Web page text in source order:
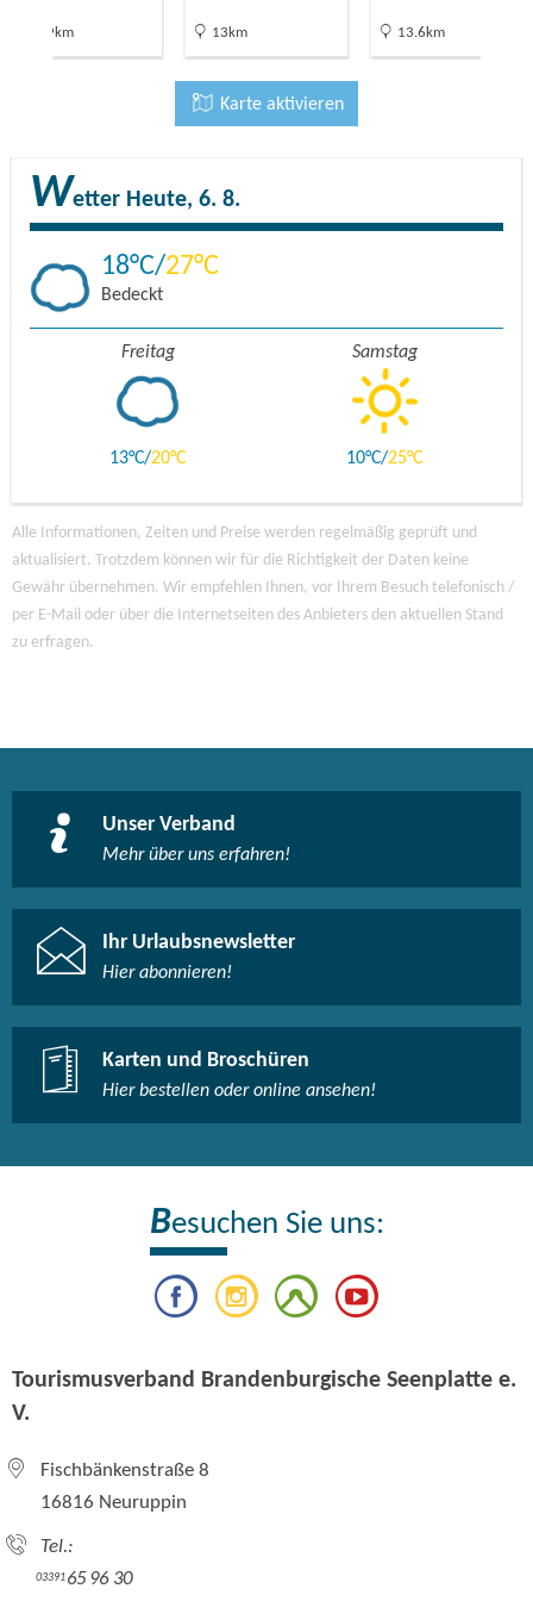
15.9km 13km 13.6km
Karte aktivieren
Wetter Heute, 6. 8.
18 27
Bedeckt
Freitag
13 20
Samstag
10 25
Alle Informationen, Zeiten und Preise werden regelmäßig geprüft und
aktualisiert. Trotzdem können wir für die Richtigkeit der Daten keine
Gewähr übernehmen. Wir empfehlen Ihnen, vor Ihrem Besuch telefonisch /
per E-Mail oder über die Internetseiten des Anbieters den aktuellen Stand
zu erfragen.
Unser Verband
Mehr über uns erfahren!
Ihr Urlaubsnewsletter
Hier abonnieren!
Karten und Broschüren
Hier bestellen oder online ansehen!
Besuchen Sie uns:
Tourismusverband Brandenburgische Seenplatte e.
V.
Fischbänkenstraße 8
16816 Neuruppin
Tel.:
0339165 96 30